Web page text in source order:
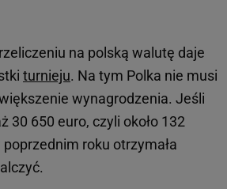
na polską walutę daje
turnieju. Na tym Polka nie musi
wynagrodzenia. Jeśli
30 650 euro, czyli około 132
roku otrzymała